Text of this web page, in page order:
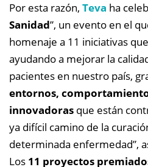
Por esta razón, Teva ha
Sanidad”, un evento en el
homenaje a 11 iniciativas
ayudando a mejorar la
pacientes en nuestro país,
entornos,
innovadoras que están
ya difícil camino de la
determinada enfermedad”,
Los 11 proyectos